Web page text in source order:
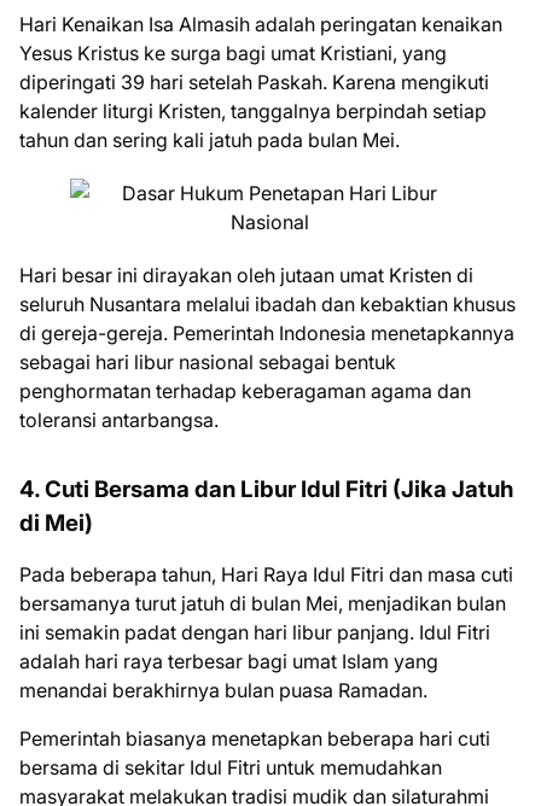
Hari Kenaikan Isa Almasih adalah peringatan kenaikan
Yesus Kristus ke surga bagi umat Kristiani, yang
diperingati 39 hari setelah Paskah. Karena mengikuti
kalender liturgi Kristen, tanggalnya berpindah setiap
tahun dan sering kali jatuh pada bulan Mei.
Hari besar ini dirayakan oleh jutaan umat Kristen di
seluruh Nusantara melalui ibadah dan kebaktian khusus
di gereja-gereja. Pemerintah Indonesia menetapkannya
sebagai hari libur nasional sebagai bentuk
penghormatan terhadap keberagaman agama dan
toleransi antarbangsa.
4. Cuti Bersama dan Libur Idul Fitri (Jika Jatuh
di Mei)
Pada beberapa tahun, Hari Raya Idul Fitri dan masa cuti
bersamanya turut jatuh di bulan Mei, menjadikan bulan
ini semakin padat dengan hari libur panjang. Idul Fitri
adalah hari raya terbesar bagi umat Islam yang
menandai berakhirnya bulan puasa Ramadan.
Pemerintah biasanya menetapkan beberapa hari cuti
bersama di sekitar Idul Fitri untuk memudahkan
masyarakat melakukan tradisi mudik dan silaturahmi